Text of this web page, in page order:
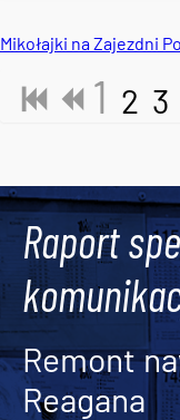
Mikołajki na Zajezdni
1 2 3
Raport
Remont
Reagana